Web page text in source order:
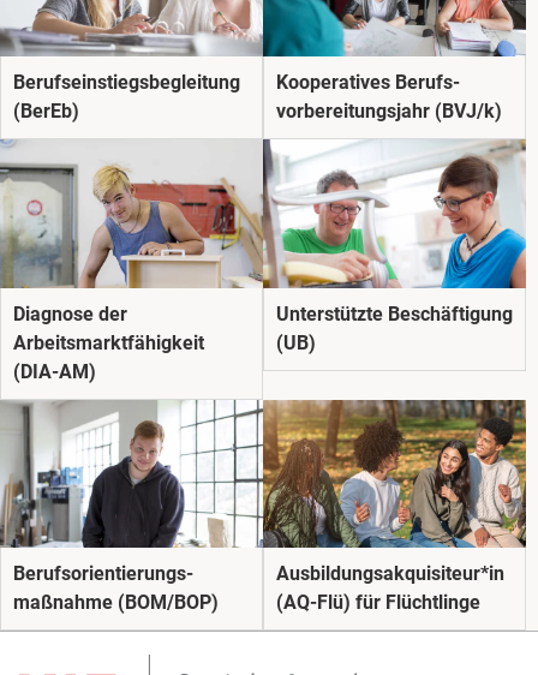
Berufseinstiegs­begleitung
(BerEb)
Kooperatives Berufs­
vorbereitungs­jahr (BVJ/k)
Diagnose der
Arbeitsmarkt­­fähigkeit
(DIA-AM)
Unterstützte Beschäftigung
(UB)
Berufs­orientierungs­
maßnahme (BOM/BOP)
Ausbildungsakquisiteur*in
(AQ-Flü) für Flüchtlinge